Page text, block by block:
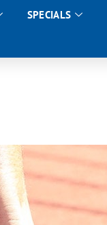
SPECIALS